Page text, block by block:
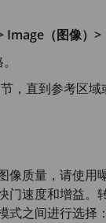
Image（图像）>
，直到参考区
像质量，请使用
门速度和增益。
式之间进行选择：